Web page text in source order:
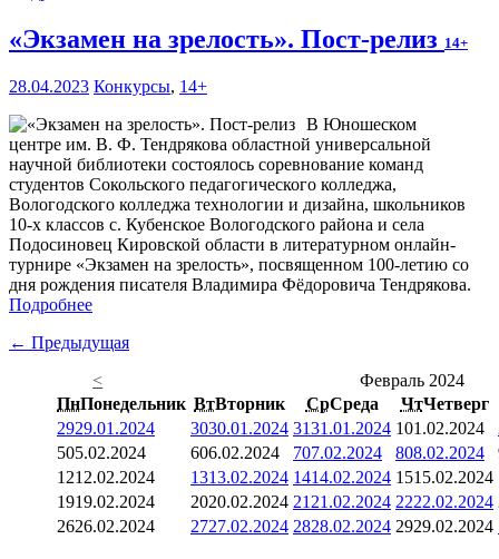
«Экзамен на зрелость». Пост-релиз 14+
28.04.2023 Конкурсы, 14+
В Юношеском
центре им. В. Ф. Тендрякова областной универсальной
научной библиотеки состоялось соревнование команд
студентов Сокольского педагогического колледжа,
Вологодского колледжа технологии и дизайна, школьников
10-х классов с. Кубенское Вологодского района и села
Подосиновец Кировской области в литературном онлайн-
турнире «Экзамен на зрелость», посвященном 100-летию со
дня рождения писателя Владимира Фёдоровича Тендрякова.
Подробнее
← Предыдущая
<
Февраль 2024
ПнПонедельник ВтВторник СрСреда ЧтЧетверг
2929.01.2024 3030.01.2024 3131.01.2024 101.02.2024
505.02.2024 606.02.2024 707.02.2024 808.02.2024
1212.02.2024 1313.02.2024 1414.02.2024 1515.02.2024
1919.02.2024 2020.02.2024 21 21.02.2024 2222.02.2024
2626.02.2024 2727.02.2024 2828.02.2024 2929.02.2024